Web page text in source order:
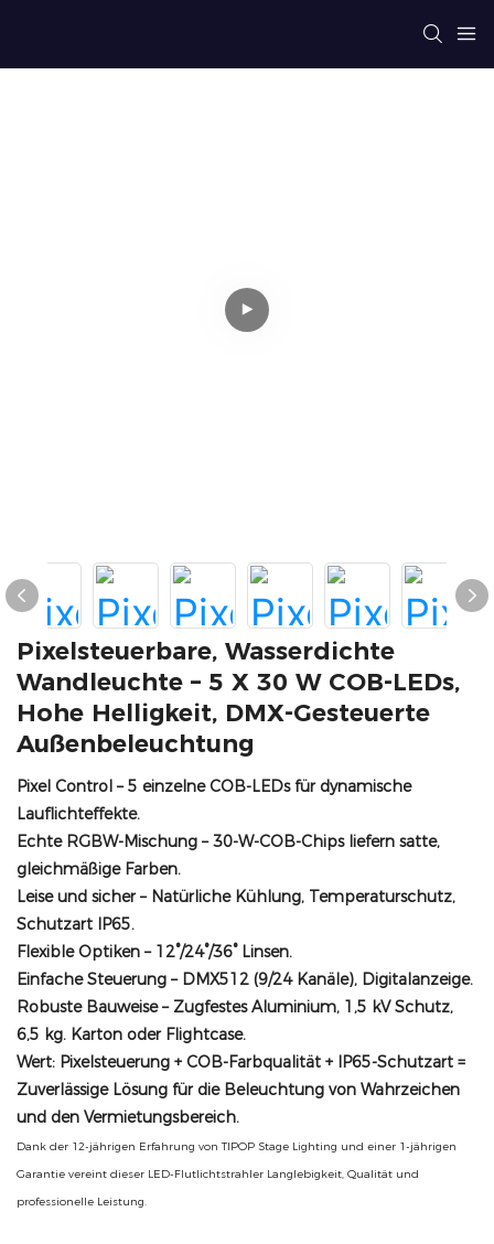
Pixelsteuerbare, Wasserdichte
Wandleuchte – 5 X 30 W COB-LEDs,
Hohe Helligkeit, DMX-Gesteuerte
Außenbeleuchtung
Pixel Control – 5 einzelne COB-LEDs für dynamische
Lauflichteffekte.
Echte RGBW-Mischung – 30-W-COB-Chips liefern satte,
gleichmäßige Farben.
Leise und sicher– Natürliche Kühlung, Temperaturschutz,
Schutzart IP65.
Flexible Optiken – 12°/24°/36° Linsen.
Einfache Steuerung – DMX512 (9/24 Kanäle), Digitalanzeige.
Robuste Bauweise– Zugfestes Aluminium, 1,5 kV Schutz,
6,5 kg. Karton oder Flightcase.
Wert: Pixelsteuerung + COB-Farbqualität + IP65-Schutzart =
Zuverlässige Lösung für die Beleuchtung von Wahrzeichen
und den Vermietungsbereich.
Dank der 12-jährigen Erfahrung von TIPOP Stage Lighting und einer 1-jährigen
Garantie vereint dieser LED-Flutlichtstrahler Langlebigkeit, Qualität und
professionelle Leistung.